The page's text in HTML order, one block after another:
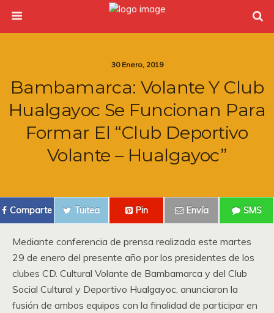
30 Enero, 2019
Bambamarca: Volante Y Club
Hualgayoc Se Funcionan Para
Formar El “Club Deportivo
Volante – Hualgayoc”
Comparte Tuitea Pin Envía SMS
Mediante conferencia de prensa realizada este martes
29 de enero del presente año por los presidentes de los
clubes CD. Cultural Volante de Bambamarca y del Club
Social Cultural y Deportivo Hualgayoc, anunciaron la
fusión de ambos equipos con la finalidad de participar en